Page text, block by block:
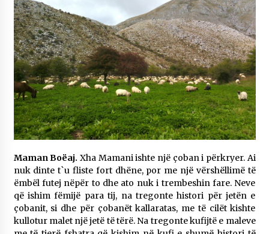
Maman Boëaj. Xha Mamani ishte një çoban i përkryer. Ai
nuk dinte t`u fliste fort dhëne, por me një vërshëllimë të
ëmbël futej nëpër to dhe ato nuk i trembeshin fare. Neve
që ishim fëmijë para tij, na tregonte histori për jetën e
çobanit, si dhe për çobanët kallaratas, me të cilët kishte
kullotur malet një jetë të tërë. Na tregonte kufijtë e maleve